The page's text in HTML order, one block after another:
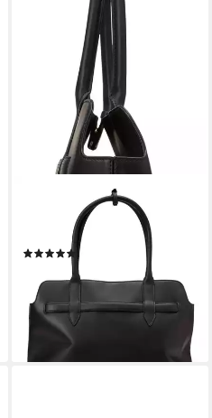
Shopper Shopper, aus echtem
Rindsleder
(1)
237,56 € 329,95 €
-28%
lieferbar - in 2-3 Werktagen bei dir